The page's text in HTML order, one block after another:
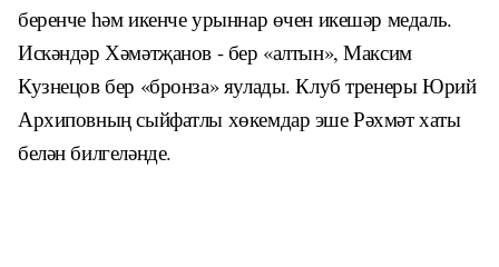
беренче һәм икенче урыннар өчен икешәр медаль.
Искәндәр Хәмәтҗанов - бер «алтын», Максим
Кузнецов бер «бронза» яулады. Клуб тренеры Юрий
Архиповның сыйфатлы хөкемдар эше Рәхмәт хаты
белән билгеләнде.